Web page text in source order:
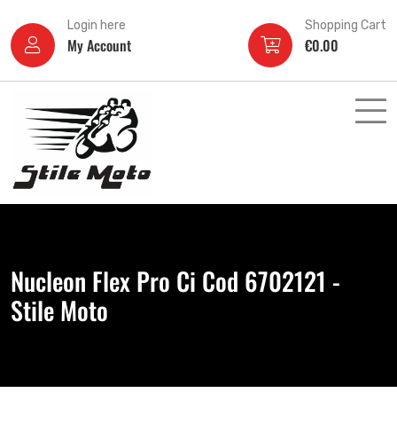
Login here
My Account
Shopping Cart
€0.00
Nucleon Flex Pro Ci Cod 6702121 -
Stile Moto